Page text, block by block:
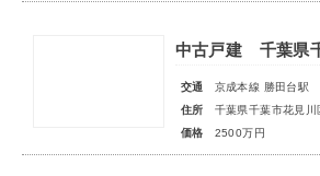
交通
京成本線 勝田台駅
住所
千葉県千葉市花見川
価格
2500万円